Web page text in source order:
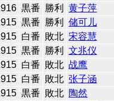
黒番 勝利 黄子萍
黒番 勝利 储可儿
白番 敗北 宋容慧
黒番 勝利 文兆仪
白番 敗北 战鹰
白番 敗北 张子涵
黒番 敗北 陶然